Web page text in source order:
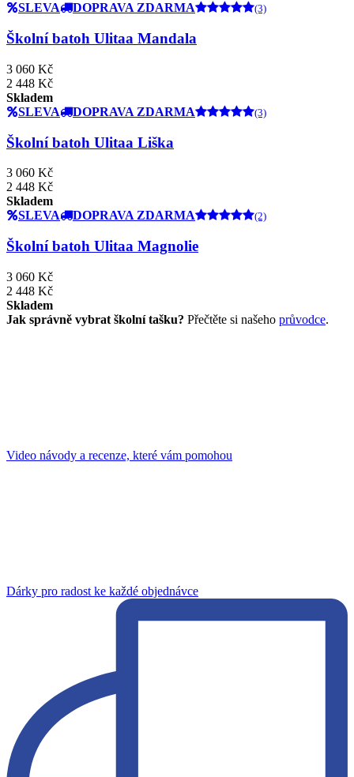
SLEVA
DOPRAVA ZDARMA (3)
Školní batoh Ulitaa Mandala
3 060 Kč
2 448 Kč
Skladem
SLEVA
DOPRAVA ZDARMA (3)
Školní batoh Ulitaa Liška
3 060 Kč
2 448 Kč
Skladem
SLEVA
DOPRAVA ZDARMA (2)
Školní batoh Ulitaa Magnolie
3 060 Kč
2 448 Kč
Skladem
Jak správně vybrat školní tašku? Přečtěte si našeho průvodce.
Video návody a recenze, které vám pomohou
Dárky pro radost ke každé objednávce